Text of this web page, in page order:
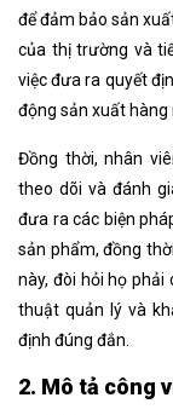
để đảm bảo sản
của thị trường và
việc đưa ra quyết
động sản xuất hàng
Đồng thời, nhân
theo dõi và đánh
đưa ra các biện
sản phẩm, đồng
này, đòi hỏi họ
thuật quản lý và
định đúng đắn.
2. Mô tả công